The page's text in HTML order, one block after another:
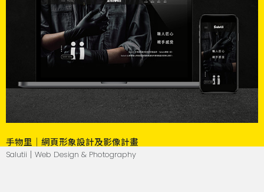
手物里｜網頁形象設計及影像計畫
Salutii｜Web Design & Photography